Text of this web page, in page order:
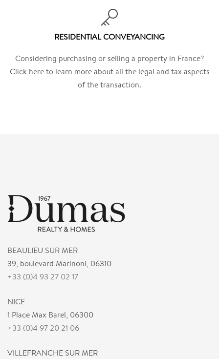
RESIDENTIAL CONVEYANCING
Considering purchasing or selling a property in France?
Click here to learn more about all the legal and tax aspects
of the transaction.
BEAULIEU SUR MER
39, boulevard Marinoni, 06310
+33 (0)4 93 27 02 17
NICE
1 Place Max Barel, 06300
+33 (0)4 97 20 21 06
VILLEFRANCHE SUR MER